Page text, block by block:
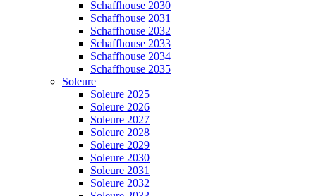
Schaffhouse 2030
Schaffhouse 2031
Schaffhouse 2032
Schaffhouse 2033
Schaffhouse 2034
Schaffhouse 2035
Soleure
Soleure 2025
Soleure 2026
Soleure 2027
Soleure 2028
Soleure 2029
Soleure 2030
Soleure 2031
Soleure 2032